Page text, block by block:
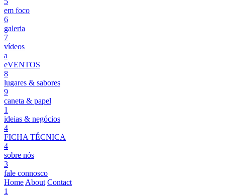
em foco
6
galeria
7
vídeos
a
eVENTOS
8
lugares & sabores
9
caneta & papel
1
ideias & negócios
4
FICHA TÉCNICA
4
sobre nós
3
fale connosco
Home About Contact
1